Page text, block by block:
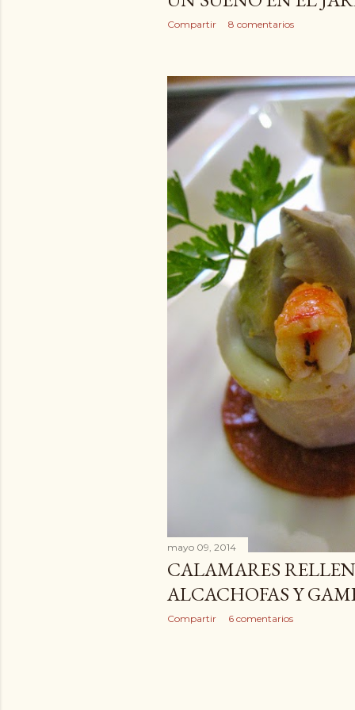
Compartir 8 comentarios
mayo 09, 2014
CALAMARES
ALCACHOFAS Y
Compartir 6 comentarios